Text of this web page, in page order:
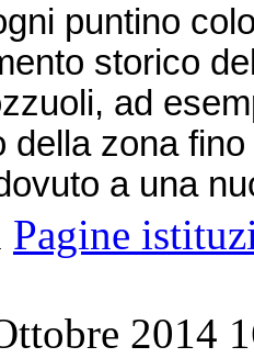
puntino
storico
ad
della zona
a una
Pagine
2014